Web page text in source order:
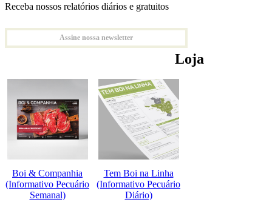
Receba nossos relatórios diários e gratuitos
Assine nossa newsletter
Loja
Boi & Companhia
(Informativo Pecuário
Semanal)
Tem Boi na Linha
(Informativo Pecuário
Diário)